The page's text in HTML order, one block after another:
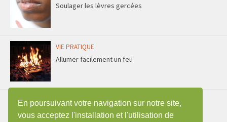
En poursuivant votre navigation sur notre site,
vous acceptez l'installation et l'utilisation de
Soulager les lèvres gercées
VIE PRATIQUE
Allumer facilement un feu
ENTRETIEN
Faire durer une éponge plus longtemps